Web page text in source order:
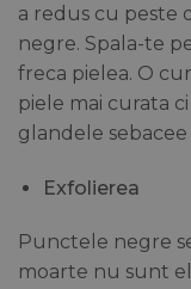
a redus cu peste
negre. Spala-te
freca pielea. O
piele mai curata
glandele
Exfolierea
Punctele negre
moarte nu sunt